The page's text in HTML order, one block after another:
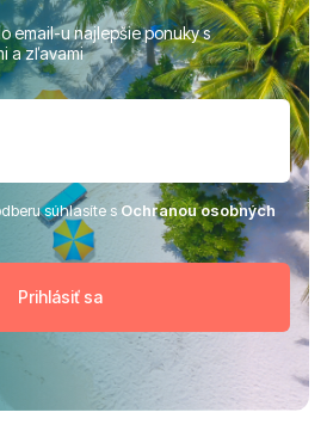
email-u najlepšie ponuky s
a zľavami
súhlasíte sOchranou osobných